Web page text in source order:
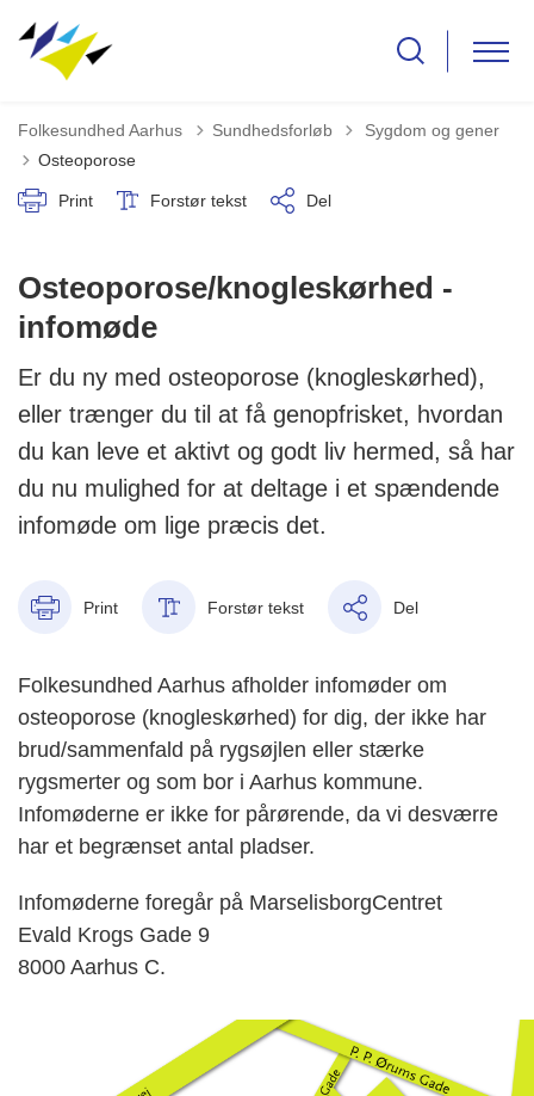
Folkesundhed Aarhus Sundhedsforløb Tilbage til
Sygdom og gener
Osteoporose
Print Forstør tekst Del
Osteoporose/knogleskørhed -
infomøde
Er du ny med osteoporose (knogleskørhed),
eller trænger du til at få genopfrisket, hvordan
du kan leve et aktivt og godt liv hermed, så har
du nu mulighed for at deltage i et spændende
infomøde om lige præcis det.
Print Forstør tekst Del
Folkesundhed Aarhus afholder infomøder om
osteoporose (knogleskørhed) for dig, der ikke har
brud/sammenfald på rygsøjlen eller stærke
rygsmerter og som bor i Aarhus kommune.
Infomøderne er ikke for pårørende, da vi desværre
har et begrænset antal pladser.
Infomøderne foregår på MarselisborgCentret
Evald Krogs Gade 9
8000 Aarhus C.